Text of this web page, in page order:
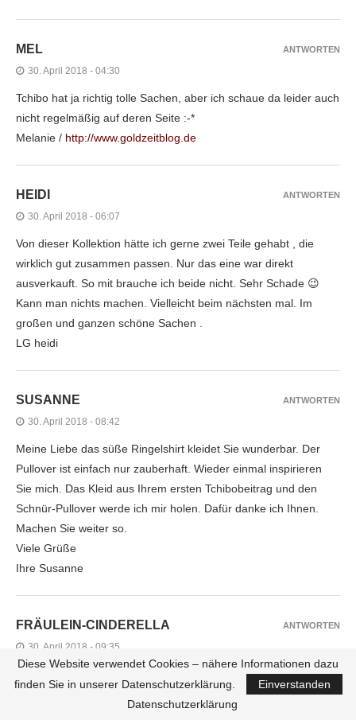
MEL
30. April 2018 - 04:30
Tchibo hat ja richtig tolle Sachen, aber ich schaue da leider auch
nicht regelmäßig auf deren Seite :-*
Melanie / http://www.goldzeitblog.de
ANTWORTEN
HEIDI
30. April 2018 - 06:07
Von dieser Kollektion hätte ich gerne zwei Teile gehabt , die
wirklich gut zusammen passen. Nur das eine war direkt
ausverkauft. So mit brauche ich beide nicht. Sehr Schade 😉
Kann man nichts machen. Vielleicht beim nächsten mal. Im
großen und ganzen schöne Sachen .
LG heidi
ANTWORTEN
SUSANNE
30. April 2018 - 08:42
Meine Liebe das süße Ringelshirt kleidet Sie wunderbar. Der
Pullover ist einfach nur zauberhaft. Wieder einmal inspirieren
Sie mich. Das Kleid aus Ihrem ersten Tchibobeitrag und den
Schnür-Pullover werde ich mir holen. Dafür danke ich Ihnen.
Machen Sie weiter so.
Viele Grüße
Ihre Susanne
ANTWORTEN
FRÄULEIN-CINDERELLA
30. April 2018 - 09:35
Schöne Sachen, gefallen mir richtig gut! Ich kaufe irgendwie nie
bei Tchibo ein, aber eine Freundin die dort regelmäßig kauft, hat
mich letztens mit rein geschleppt – und da fand ich auch, dass
ANTWORTEN
Diese Website verwendet Cookies – nähere Informationen dazu
finden Sie in unserer Datenschutzerklärung.
Einverstanden
Datenschutzerklärung